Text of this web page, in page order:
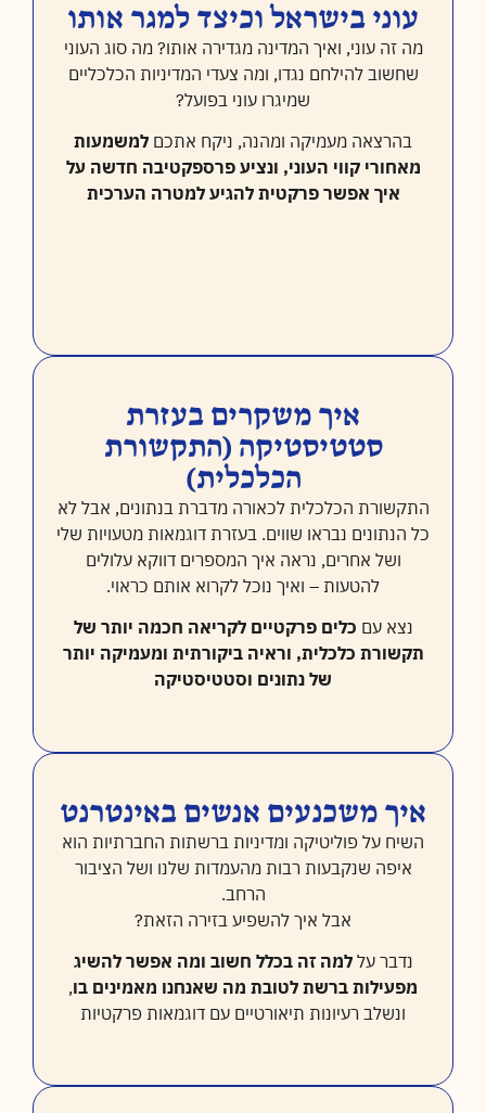
עוני בישראל וכיצד למגר אותו
מה זה עוני, ואיך המדינה מגדירה אותו? מה סוג העוני
שחשוב להילחם נגדו, ומה צעדי המדיניות הכלכליים
שמיגרו עוני בפועל?
בהרצאה מעמיקה ומהנה, ניקח אתכם למשמעות
מאחורי קווי העוני, ונציע פרספקטיבה חדשה על
איך אפשר פרקטית להגיע למטרה הערכית
איך משקרים בעזרת
סטטיסטיקה (התקשורת
הכלכלית)
התקשורת הכלכלית לכאורה מדברת בנתונים, אבל לא
כל הנתונים נבראו שווים. בעזרת דוגמאות מטעויות שלי
ושל אחרים, נראה איך המספרים דווקא עלולים
להטעות – ואיך נוכל לקרוא אותם כראוי.
נצא עם כלים פרקטיים לקריאה חכמה יותר של
תקשורת כלכלית, וראיה ביקורתית ומעמיקה יותר
של נתונים וסטטיסטיקה
איך משכנעים אנשים באינטרנט
השיח על פוליטיקה ומדיניות ברשתות החברתיות הוא
איפה שנקבעות רבות מהעמדות שלנו ושל הציבור
הרחב.
אבל איך להשפיע בזירה הזאת?
נדבר עללמה זה בכלל חשוב ומה אפשר להשיג
מפעילות ברשת לטובת מה שאנחנו מאמינים בו,
ונשלב רעיונות תיאורטיים עם דוגמאות פרקטיות